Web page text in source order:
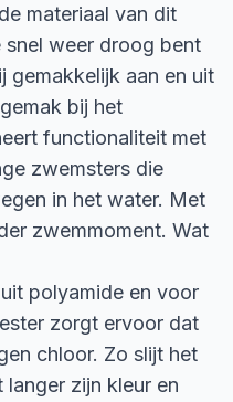
materiaal van dit
weer droog bent
gemakkelijk aan en uit
bij het
functionaliteit met
zwemsters die
in het water. Met
zwemmoment. Wat
polyamide en voor
zorgt ervoor dat
chloor. Zo slijt het
langer zijn kleur en